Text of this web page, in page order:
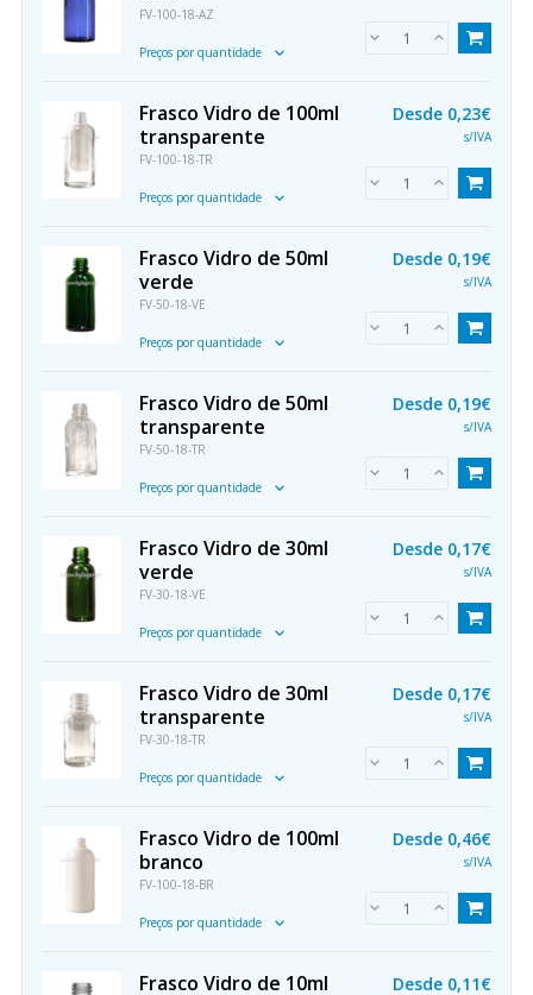
FV-100-18-AZ
Preços por quantidade
Frasco Vidro de 100ml
transparente
FV-100-18-TR
Preços por quantidade
Desde 0,23€
s/IVA
Frasco Vidro de 50ml
verde
FV-50-18-VE
Preços por quantidade
Desde 0,19€
s/IVA
Frasco Vidro de 50ml
transparente
FV-50-18-TR
Preços por quantidade
Desde 0,19€
s/IVA
Frasco Vidro de 30ml
verde
FV-30-18-VE
Preços por quantidade
Desde 0,17€
s/IVA
Frasco Vidro de 30ml
transparente
FV-30-18-TR
Preços por quantidade
Desde 0,17€
s/IVA
Frasco Vidro de 100ml
branco
FV-100-18-BR
Preços por quantidade
Desde 0,46€
s/IVA
Frasco Vidro de 10ml
Desde 0,11€